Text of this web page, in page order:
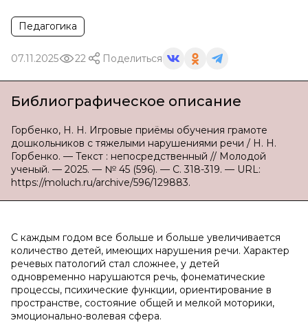
Педагогика
07.11.2025 22 Поделиться
Библиографическое описание
Горбенко, Н. Н. Игровые приёмы обучения грамоте
дошкольников с тяжелыми нарушениями речи / Н. Н.
Горбенко. — Текст : непосредственный // Молодой
ученый. — 2025. — № 45 (596). — С. 318-319. — URL:
https://moluch.ru/archive/596/129883.
С каждым годом все больше и больше увеличивается
количество детей, имеющих нарушения речи. Характер
речевых патологий стал сложнее, у детей
одновременно нарушаются речь, фонематические
процессы, психические функции, ориентирование в
пространстве, состояние общей и мелкой моторики,
эмоционально-волевая сфера.